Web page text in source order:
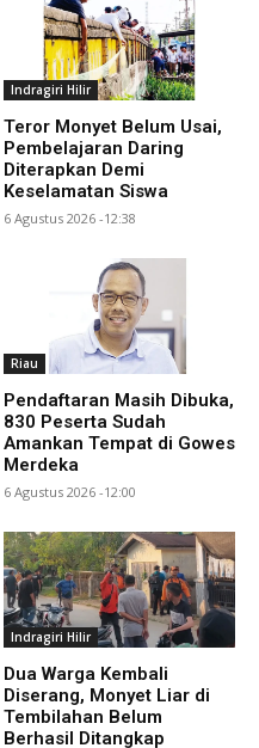
Indragiri Hilir
Teror Monyet Belum Usai,
Pembelajaran Daring
Diterapkan Demi
Keselamatan Siswa
6 Agustus 2026 -12:38
Riau
Pendaftaran Masih Dibuka,
830 Peserta Sudah
Amankan Tempat di Gowes
Merdeka
6 Agustus 2026 -12:00
Indragiri Hilir
Dua Warga Kembali
Diserang, Monyet Liar di
Tembilahan Belum
Berhasil Ditangkap